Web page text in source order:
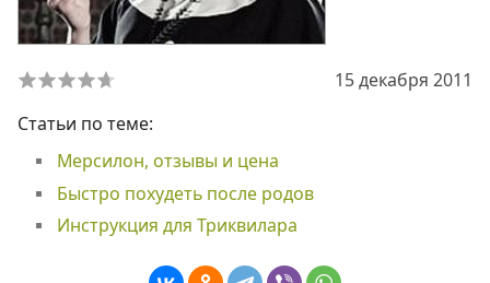
15 декабря 2011
Статьи по теме:
Мерсилон, отзывы и цена
Быстро похудеть после родов
Инструкция для Триквилара